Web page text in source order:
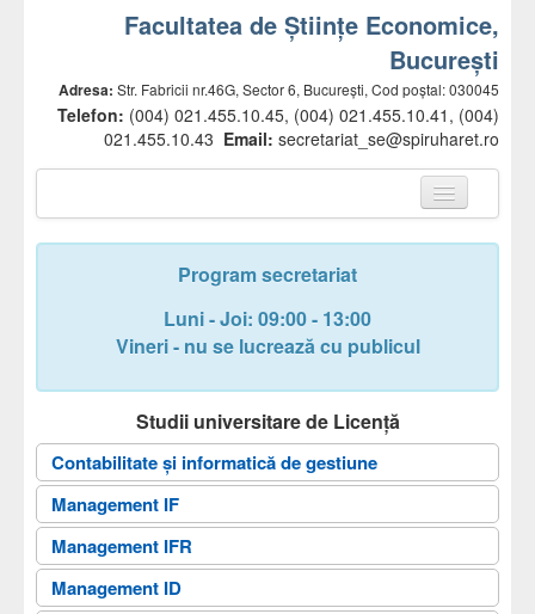
Facultatea de Științe Economice,
București
Adresa: Str. Fabricii nr.46G, Sector 6, București, Cod poștal: 030045
Telefon: (004) 021.455.10.45, (004) 021.455.10.41, (004)
021.455.10.43 Email: secretariat_se@spiruharet.ro
Prezentare facultate
Conducere
Departamente
Comisii
Cadre didactice
Secretariat
Documente
Admitere
Program secretariat
Luni - Joi: 09:00 - 13:00
Vineri - nu se lucrează cu publicul
Studii universitare de Licență
Contabilitate și informatică de gestiune
Management IF
Management IFR
Management ID